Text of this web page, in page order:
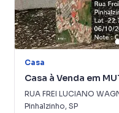
Ar-condicionado
Churrasqueira
Cozinha integrada
Excelente espaço para
Banheiro completo de
Um ambiente elegante
momentos inesquecíveis.
Casa
Casa à Venda em
RUA FREI LUCIANO
Pinhalzinho, SP